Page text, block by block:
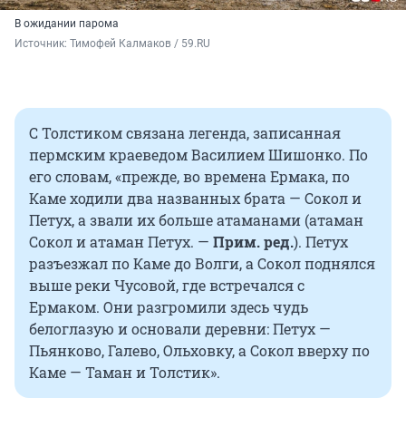
В ожидании парома
Источник: Тимофей Калмаков / 59.RU
С Толстиком связана легенда, записанная
пермским краеведом Василием Шишонко. По
его словам, «прежде, во времена Ермака, по
Каме ходили два названных брата — Сокол и
Петух, а звали их больше атаманами (атаман
Сокол и атаман Петух. — Прим. ред.). Петух
разъезжал по Каме до Волги, а Сокол поднялся
выше реки Чусовой, где встречался с
Ермаком. Они разгромили здесь чудь
белоглазую и основали деревни: Петух —
Пьянково, Галево, Ольховку, а Сокол вверху по
Каме — Таман и Толстик».